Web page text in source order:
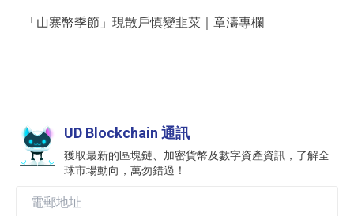
「山寨幣季節」現散戶慎變韭菜｜章濤專欄
UD Blockchain 通訊
獲取最新的區塊鏈、加密貨幣及數字資產資訊，了解全
球市場動向，萬勿錯過！